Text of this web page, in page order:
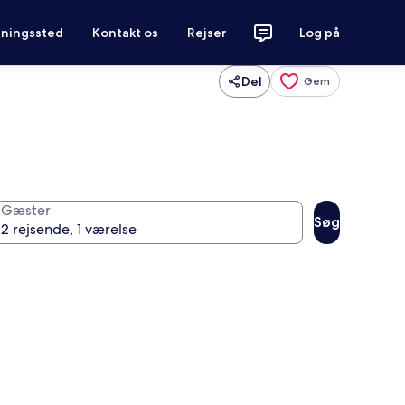
Kontakt os Rejser Log på
Del Gem
Gæster
Søg